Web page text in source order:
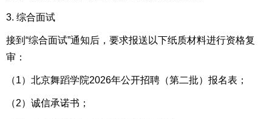
3. 综合面试
接到“综合面试”通知后，要求报送以下纸质材料进行资格复
审：
（1）北京舞蹈学院2026年公开招聘（第二批）报名表；
（2）诚信承诺书；